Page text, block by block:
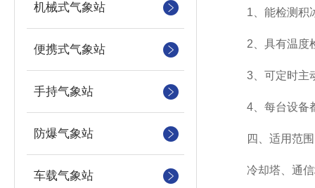
机械式气象站
便携式气象站
手持气象站
防爆气象站
车载气象站
1、能检测积冰
2、具有温度
3、可定时主
4、每台设备都
四、适用范围
冷却塔、通信